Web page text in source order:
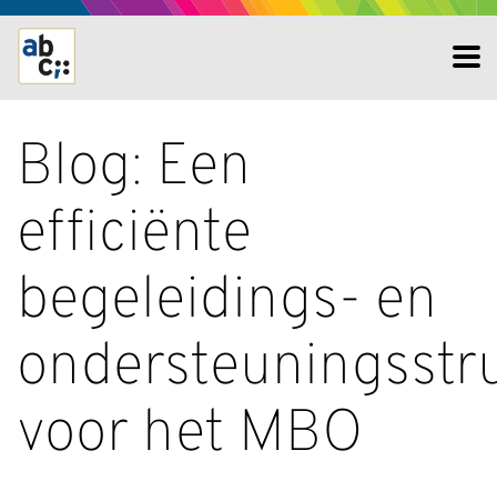
Blog: Een
efficiënte
begeleidings- en
voor het MBO